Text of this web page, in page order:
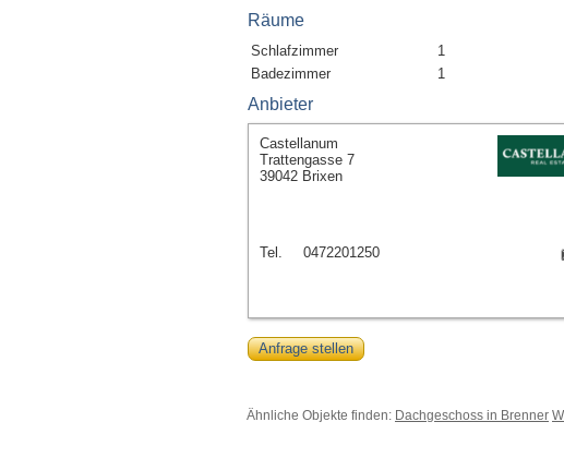
Räume
Schlafzimmer
1
Badezimmer
1
Anbieter
Castellanum
Trattengasse 7
39042 Brixen
Tel. 0472201250
Anfrage stellen
Ähnliche Objekte finden: Dachgeschoss in Brenner